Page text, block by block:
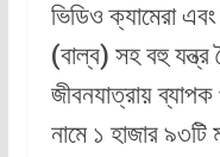
ভিডিও ক্যামেরা এবং
(বাল্ব) সহ বহু যন্ত্র
জীবনযাত্রায়
নামে ১ হাজার ৯৩টি